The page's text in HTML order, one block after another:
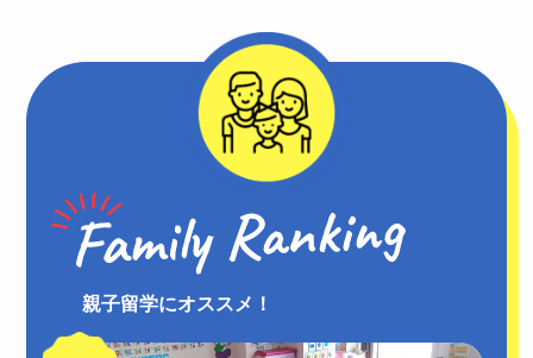
親子留学にオススメ！